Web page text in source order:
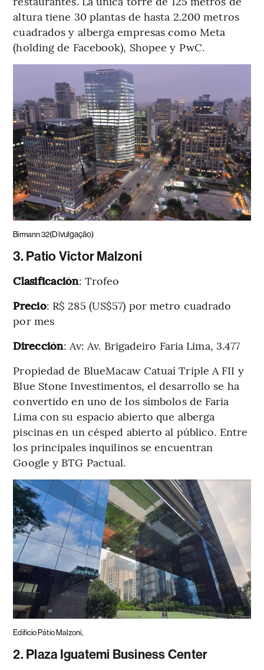
altura tiene 30 plantas de hasta 2.200 metros
cuadrados y alberga empresas como Meta
(holding de Facebook), Shopee y PwC.
Birmann 32(Divulgação)
3. Patio Victor Malzoni
Clasificación: Trofeo
Precio: R$ 285 (US$57) por metro cuadrado
por mes
Dirección: Av: Av. Brigadeiro Faria Lima, 3.477
Propiedad de BlueMacaw Catuaí Triple A FII y
Blue Stone Investimentos, el desarrollo se ha
convertido en uno de los símbolos de Faria
Lima con su espacio abierto que alberga
piscinas en un césped abierto al público. Entre
los principales inquilinos se encuentran
Google y BTG Pactual.
Edificio Pátio Malzoni,
2. Plaza Iguatemi Business Center